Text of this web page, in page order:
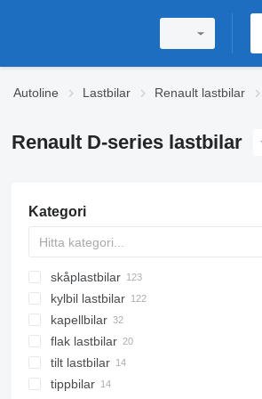
Autoline Lastbilar Renault lastbilar
Renault D-series lastbilar
Kategori
skåplastbilar
kylbil lastbilar
kapellbilar
flak lastbilar
tilt lastbilar
tippbilar